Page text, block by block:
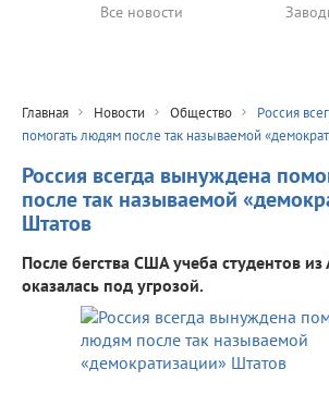
Все новости
Главная Новости Общество
Россия
помогать людям после так называемой
Россия всегда вынуждена
после так называемой
Штатов
После бегства США учеба студентов из
оказалась под угрозой.